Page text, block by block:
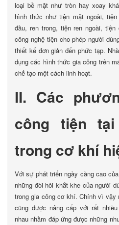
loại bề mặt như tròn hay xoay
hình thức như tiện mặt ngoài,
đầu, ren trong, tiện ren ngoài,
công nghệ tiện cho phép người
thiết kế đơn giản đến phức tạp.
dụng các hình thức gia công trên
chế tạo một cách linh hoạt.
II. Các
công tiện
trong cơ khí
Với sự phát triển ngày càng cao
những đòi hỏi khắt khe của người
trong gia công cơ khí. Chính vì vậy
cũng được nâng cấp với rất
nhau nhằm đáp ứng được những